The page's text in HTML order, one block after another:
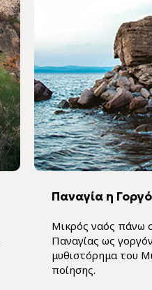
Παναγία η
Μικρός ναός πάνω
Παναγίας ως
μυθιστόρημα του
ποίησης.